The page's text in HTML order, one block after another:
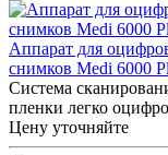
Аппарат для
снимков Medi 6000
Система
пленки легко
Цену уточняйте